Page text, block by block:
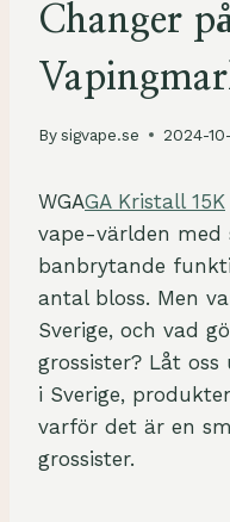
Changer
Bysigvape.se 2024-
WGAGA Kristall 15K
vape-världen med
banbrytande
antal bloss. Men
Sverige, och vad
grossister? Låt
i Sverige,
varför det är en
grossister.